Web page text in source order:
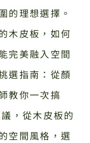
的理想選擇。
木皮板，如何
完美融入空間
選指南：從顏
教你一次搞
，從木皮板的
空間風格，選